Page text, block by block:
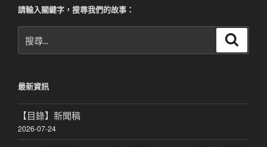
請輸入關鍵字，搜尋我們的故事：
尋
字:
最新資訊
【目錄】新聞稿
2026-07-24